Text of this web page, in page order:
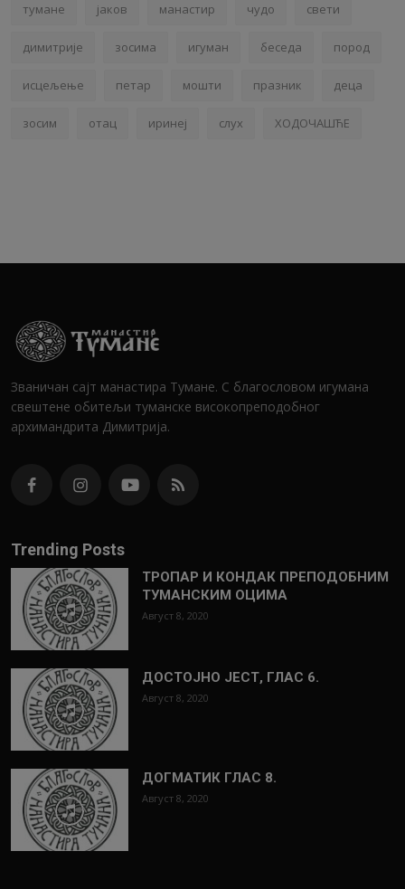
тумане јаков манастир чудо свети
димитрије зосима игуман беседа пород
исцељење петар мошти празник деца
зосим отац иринеј слух ХОДОЧАШЋЕ
Званичан сајт манастира Тумане. С благословом игумана
свештене обитељи туманске високопреподобног
архимандрита Димитрија.
Trending Posts
ТРОПАР И КОНДАК ПРЕПОДОБНИМ
ТУМАНСКИМ ОЦИМА
Август 8, 2020
ДОСТОЈНО ЈЕСТ, ГЛАС 6.
Август 8, 2020
ДОГМАТИК ГЛАС 8.
Август 8, 2020